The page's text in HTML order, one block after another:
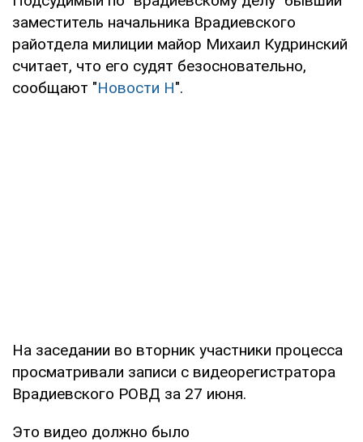
заместитель начальника Врадиевского
райотдела милиции майор Михаил Кудринский
считает, что его судят безосновательно,
сообщают "Новости Н".
На заседании во вторник участники процесса
просматривали записи с видеорегистратора
Врадиевского РОВД за 27 июня.
Это видео должно было